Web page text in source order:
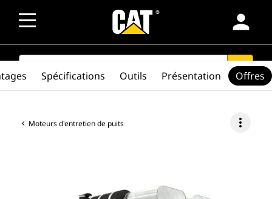
person
SEARCH search
Moteurs d'entretien de puits more_vert
Spécifications Outils Présentation Offres